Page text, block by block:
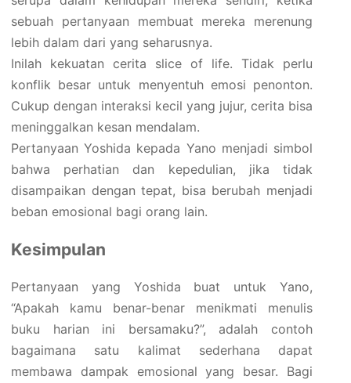
sebuah pertanyaan membuat mereka merenung
lebih dalam dari yang seharusnya.
Inilah kekuatan cerita slice of life. Tidak perlu
konflik besar untuk menyentuh emosi penonton.
Cukup dengan interaksi kecil yang jujur, cerita bisa
meninggalkan kesan mendalam.
Pertanyaan Yoshida kepada Yano menjadi simbol
bahwa perhatian dan kepedulian, jika tidak
disampaikan dengan tepat, bisa berubah menjadi
beban emosional bagi orang lain.
Kesimpulan
Pertanyaan yang Yoshida buat untuk Yano,
“Apakah kamu benar-benar menikmati menulis
buku harian ini bersamaku?”, adalah contoh
bagaimana satu kalimat sederhana dapat
membawa dampak emosional yang besar. Bagi